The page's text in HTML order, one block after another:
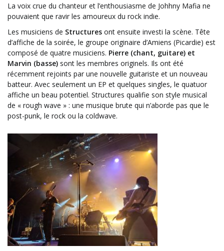
La voix crue du chanteur et l’enthousiasme de Johhny Mafia ne
pouvaient que ravir les amoureux du rock indie.
Les musiciens de Structures ont ensuite investi la scène. Tête
d’affiche de la soirée, le groupe originaire d’Amiens (Picardie) est
composé de quatre musiciens. Pierre (chant, guitare) et
Marvin (basse) sont les membres originels. Ils ont été
récemment rejoints par une nouvelle guitariste et un nouveau
batteur. Avec seulement un EP et quelques singles, le quatuor
affiche un beau potentiel. Structures qualifie son style musical
de « rough wave » : une musique brute qui n’aborde pas que le
post-punk, le rock ou la coldwave.